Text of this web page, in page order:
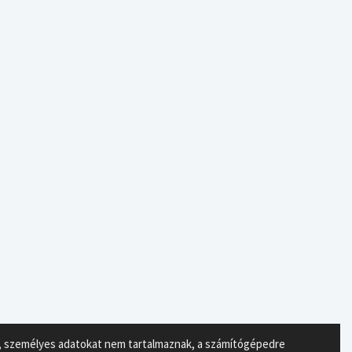
adatokat nem tartalmaznak, a számítógépedre